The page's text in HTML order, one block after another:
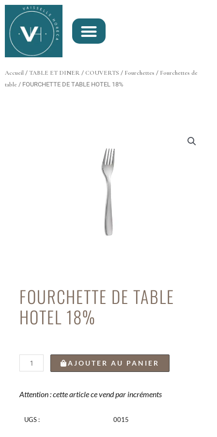
Aller
contenu
Accueil / TABLE ET DINER / COUVERTS / Fourchettes / Fourchettes de
table / FOURCHETTE DE TABLE HOTEL 18%
FOURCHETTE DE TABLE
HOTEL 18%
quantité
de
DE
HOTEL
AJOUTER AU PANIER
Attention : cette article ce vend par incréments
UGS : 0015